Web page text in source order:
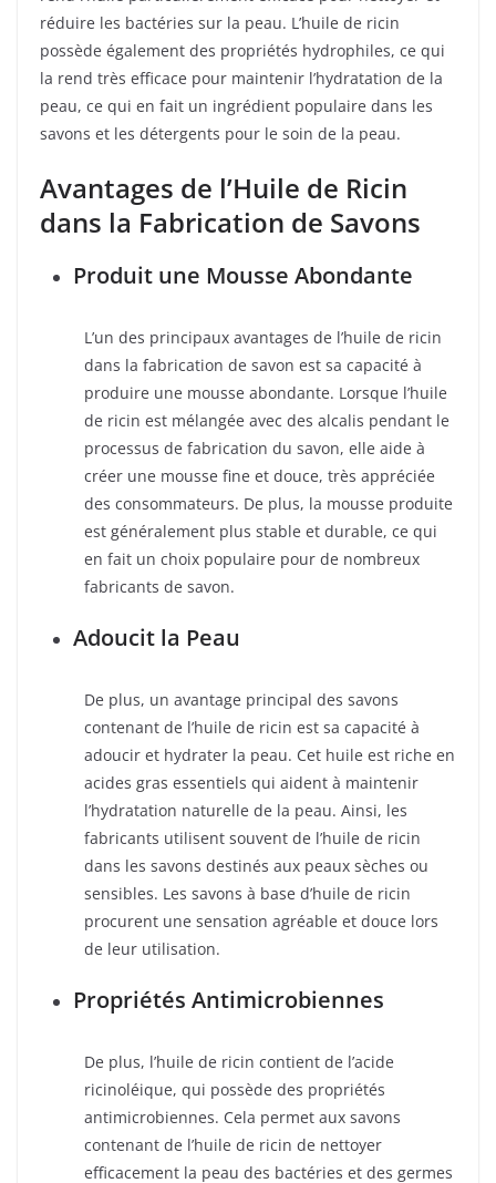
réduire les bactéries sur la peau. L’huile de ricin
possède également des propriétés hydrophiles, ce qui
la rend très efficace pour maintenir l’hydratation de la
peau, ce qui en fait un ingrédient populaire dans les
savons et les détergents pour le soin de la peau.
Avantages de l’Huile de Ricin
dans la Fabrication de Savons
Produit une Mousse Abondante
L’un des principaux avantages de l’huile de ricin
dans la fabrication de savon est sa capacité à
produire une mousse abondante. Lorsque l’huile
de ricin est mélangée avec des alcalis pendant le
processus de fabrication du savon, elle aide à
créer une mousse fine et douce, très appréciée
des consommateurs. De plus, la mousse produite
est généralement plus stable et durable, ce qui
en fait un choix populaire pour de nombreux
fabricants de savon.
Adoucit la Peau
De plus, un avantage principal des savons
contenant de l’huile de ricin est sa capacité à
adoucir et hydrater la peau. Cet huile est riche en
acides gras essentiels qui aident à maintenir
l’hydratation naturelle de la peau. Ainsi, les
fabricants utilisent souvent de l’huile de ricin
dans les savons destinés aux peaux sèches ou
sensibles. Les savons à base d’huile de ricin
procurent une sensation agréable et douce lors
de leur utilisation.
Propriétés Antimicrobiennes
De plus, l’huile de ricin contient de l’acide
ricinoléique, qui possède des propriétés
antimicrobiennes. Cela permet aux savons
contenant de l’huile de ricin de nettoyer
efficacement la peau des bactéries et des germes